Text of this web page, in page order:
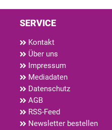
SERVICE
Kontakt
Über uns
Impressum
Mediadaten
Datenschutz
AGB
RSS-Feed
Newsletter bestellen